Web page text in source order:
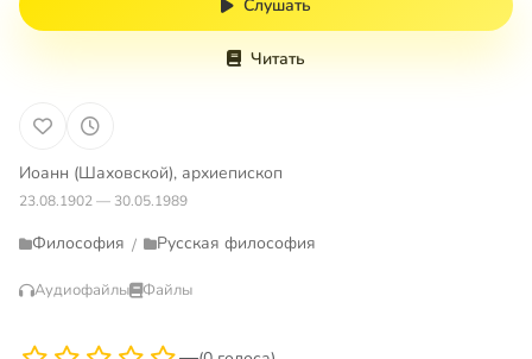
Слушать
Читать
Иоанн (Шаховской), архиепископ
23.08.1902 — 30.05.1989
Философия / Русская философия
Аудиофайлы Файлы